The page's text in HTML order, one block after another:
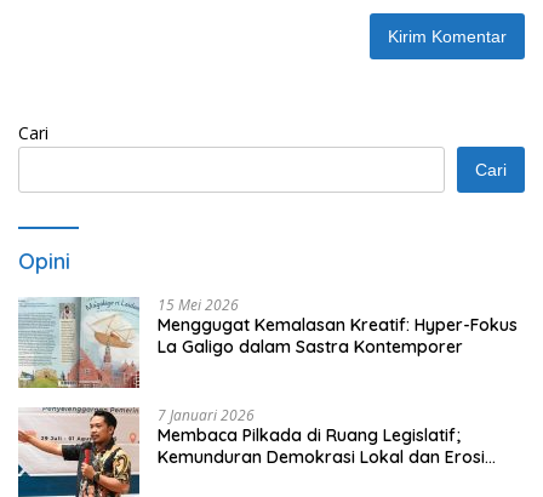
Cari
Cari
Opini
15 Mei 2026
Menggugat Kemalasan Kreatif: Hyper-Fokus
La Galigo dalam Sastra Kontemporer
7 Januari 2026
Membaca Pilkada di Ruang Legislatif;
Kemunduran Demokrasi Lokal dan Erosi